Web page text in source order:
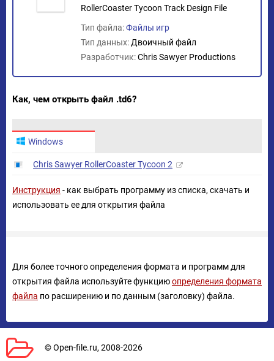
RollerCoaster Tycoon Track Design File
Тип файла:Файлы игр
Тип данных: Двоичный файл
Разработчик:Chris Sawyer Productions
Как, чем открыть файл .td6?
Windows
Chris Sawyer RollerCoaster Tycoon 2
Инструкция - как выбрать программу из списка, скачать и
использовать ее для открытия файла
Для более точного определения формата и программ для
открытия файла используйте функциюопределения формата
файла по расширению и по данным (заголовку) файла.
© Open-file.ru, 2008-2026